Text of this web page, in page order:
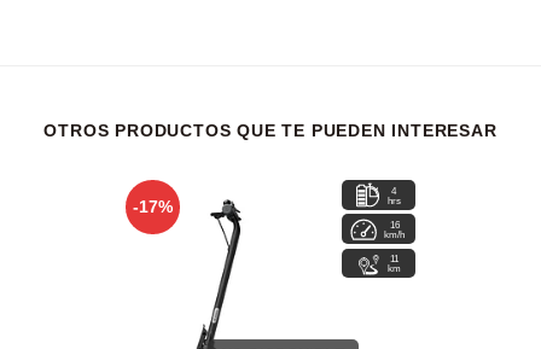
OTROS PRODUCTOS QUE TE PUEDEN INTERESAR
-17%
4
hrs
16
km/h
11
km